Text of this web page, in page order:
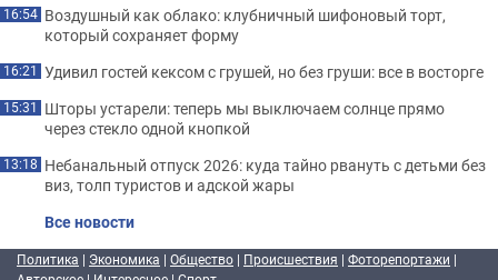
16:54 Воздушный как облако: клубничный шифоновый торт,
который сохраняет форму
16:21 Удивил гостей кексом с грушей, но без груши: все в восторге
15:31 Шторы устарели: теперь мы выключаем солнце прямо
через стекло одной кнопкой
13:18 Небанальный отпуск 2026: куда тайно рвануть с детьми без
виз, толп туристов и адской жары
Все новости
Политика | Экономика | Общество | Происшествия | Фоторепортажи |